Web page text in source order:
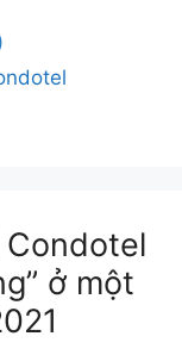
ở một